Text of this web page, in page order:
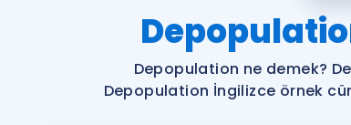
Depopulation ne demek?
Depopulation İngilizce örnek